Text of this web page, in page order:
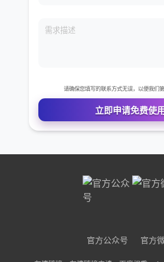
您的电话
官方公众号 官方